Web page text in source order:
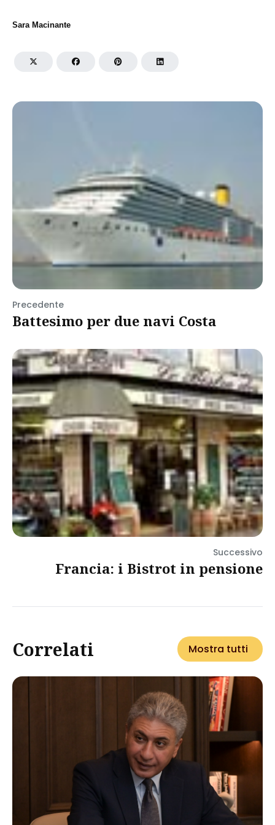
Sara Macinante
Precedente
Battesimo per due navi Costa
Successivo
Francia: i Bistrot in pensione
Correlati Mostra tutti